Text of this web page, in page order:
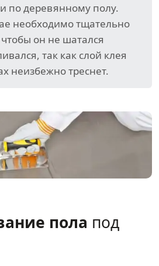
по деревянному полу.
необходимо тщательно
он не шатался
так как слой клея
неизбежно треснет.
пола под